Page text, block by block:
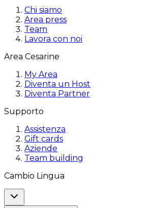
Chi siamo
Area press
Team
Lavora con noi
Area Cesarine
My Area
Diventa un Host
Diventa Partner
Supporto
Assistenza
Gift cards
Aziende
Team building
Cambio Lingua